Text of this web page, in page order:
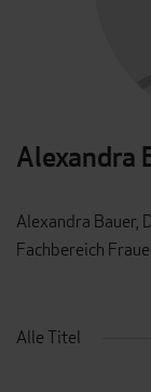
Alexandra
Alexandra Bauer,
Fachbereich
Alle Titel